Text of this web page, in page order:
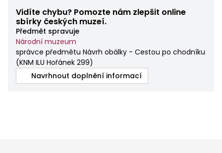
Vidíte chybu? Pomozte nám zlepšit online
sbírky českých muzeí.
Předmět spravuje
Národní muzeum
správce předmětu Návrh obálky - Cestou po chodníku
(KNM ILU Hořánek 299)
Navrhnout doplnění informací